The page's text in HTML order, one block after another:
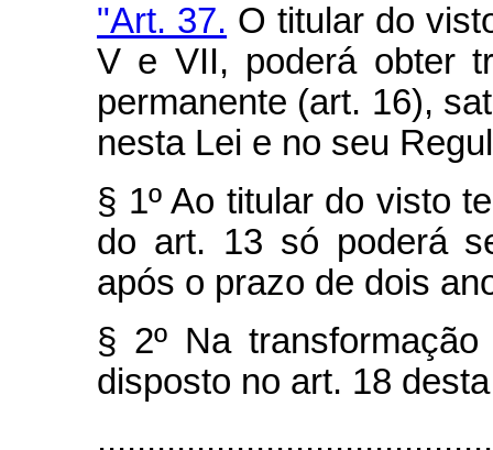
"Art. 37. O titular do
V e VII, poderá obter
permanente (art. 16),
nesta Lei e no seu
§ 1º Ao titular do visto
do art. 13 só poderá
após o prazo de dois
§ 2º Na
disposto no art. 18